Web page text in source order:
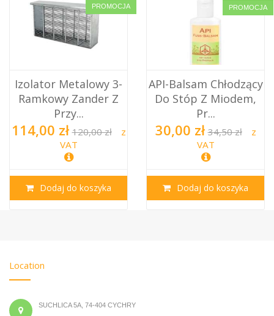
PROMOCJA
API-Balsam Chłodzący
Do Stóp Z Miodem,
Pr...
30,00 zł 34,50 zł
Dodaj do koszyka
Izolator 3-
Dadant US Z
Pokrywką
114,00 zł 120,00 zł
Dodaj do koszyka
Location
SUCHLICA 5A, 74-404 CYCHRY